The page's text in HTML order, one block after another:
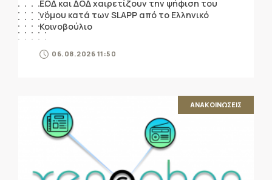
ΕΟΔ και ΔΟΔ χαιρετίζουν την ψήφιση του
νόμου κατά των SLAPP από το Ελληνικό
Κοινοβούλιο
06.08.2026 11:50
ΑΝΑΚΟΙΝΩΣΕΙΣ